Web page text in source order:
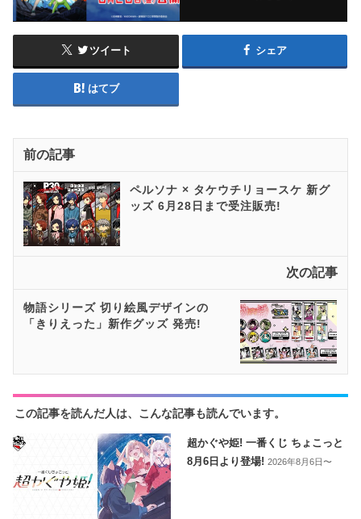
ツイート シェア
はてブ
前の記事
ペルソナ × タケウチリョースケ 新グ
ッズ 6月28日まで受注販売!
次の記事
物語シリーズ 切り絵風デザインの
「きりえった」新作グッズ 発売!
この記事を読んだ人は、こんな記事も読んでいます。
超かぐや姫! 一番くじ ちょこっと
8月6日より登場!2026年8月6日〜